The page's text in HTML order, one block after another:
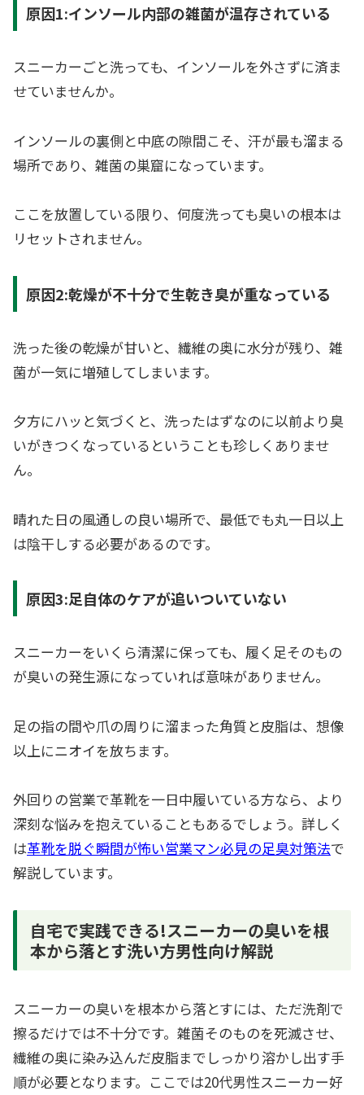
原因1:インソール内部の雑菌が温存されている
スニーカーごと洗っても、インソールを外さずに済ま
せていませんか。
インソールの裏側と中底の隙間こそ、汗が最も溜まる
場所であり、雑菌の巣窟になっています。
ここを放置している限り、何度洗っても臭いの根本は
リセットされません。
原因2:乾燥が不十分で生乾き臭が重なっている
洗った後の乾燥が甘いと、繊維の奥に水分が残り、雑
菌が一気に増殖してしまいます。
夕方にハッと気づくと、洗ったはずなのに以前より臭
いがきつくなっているということも珍しくありませ
ん。
晴れた日の風通しの良い場所で、最低でも丸一日以上
は陰干しする必要があるのです。
原因3:足自体のケアが追いついていない
スニーカーをいくら清潔に保っても、履く足そのもの
が臭いの発生源になっていれば意味がありません。
足の指の間や爪の周りに溜まった角質と皮脂は、想像
以上にニオイを放ちます。
外回りの営業で革靴を一日中履いている方なら、より
深刻な悩みを抱えていることもあるでしょう。詳しく
は革靴を脱ぐ瞬間が怖い営業マン必見の足臭対策法で
解説しています。
自宅で実践できる!スニーカーの臭いを根
本から落とす洗い方男性向け解説
スニーカーの臭いを根本から落とすには、ただ洗剤で
擦るだけでは不十分です。雑菌そのものを死滅させ、
繊維の奥に染み込んだ皮脂までしっかり溶かし出す手
順が必要となります。ここでは20代男性スニーカー好